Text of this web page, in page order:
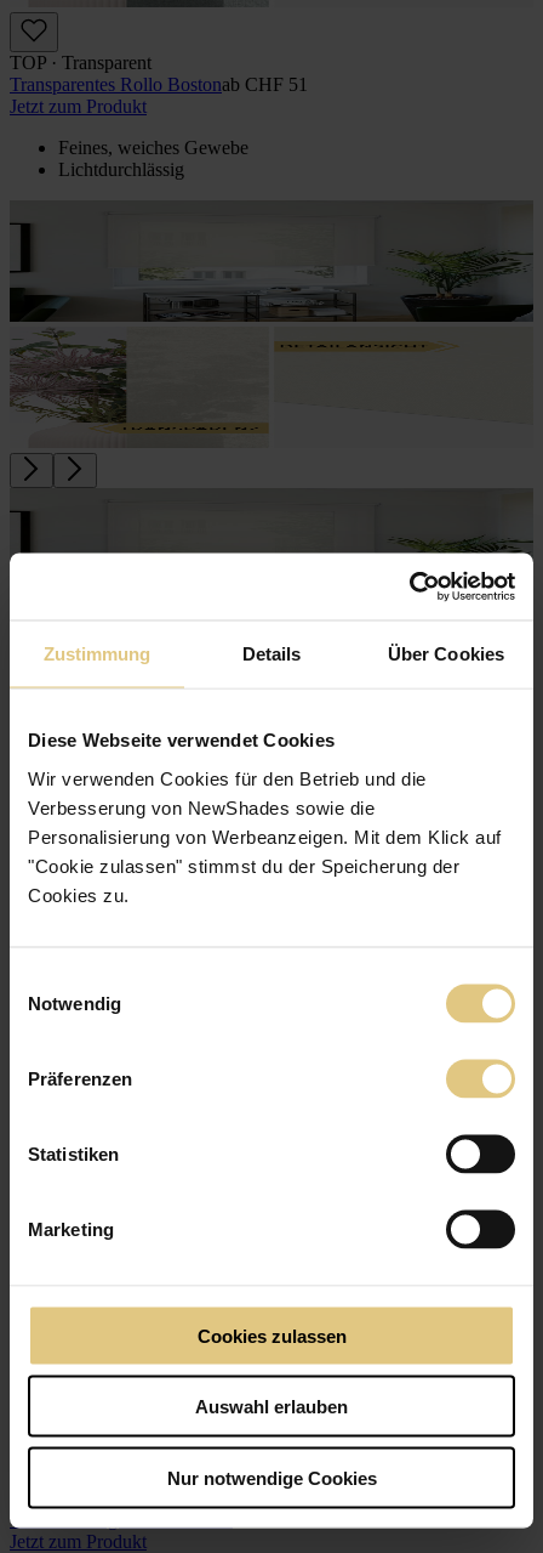
Zustimmung Details Über Cookies
Diese Webseite verwendet Cookies
Wir verwenden Cookies für den Betrieb und die
Verbesserung von NewShades sowie die
Personalisierung von Werbeanzeigen. Mit dem Klick auf
"Cookie zulassen" stimmst du der Speicherung der
Cookies zu.
Notwendig
Präferenzen
Statistiken
Marketing
Cookies zulassen
Auswahl erlauben
Nur notwendige Cookies
TOP · Transparent
Transparentes Rollo Bostonab CHF 51
Jetzt zum Produkt
Feines, weiches Gewebe
Lichtdurchlässig
TOP · Unser Lieblingsrollo
Transparentes Rollo Skagenab CHF 57
Jetzt zum Produkt
Leinenartiges, hochwertiges Gewebe
Lichtdurchlässig
Verdunkelungs­rollo Adelaide
Jetzt zum Produkt